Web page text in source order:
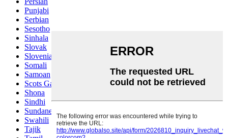
Punjabi
Serbian
Sesotho
Sinhala
Slovak
Slovenian
Somali
Samoan
Scots Gaelic
Shona
Sindhi
Sundanese
Swahili
Tajik